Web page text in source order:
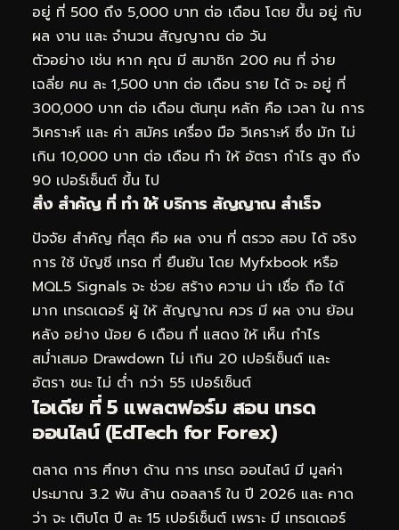
อยู่ ที่ 500 ถึง 5,000 บาท ต่อ เดือน โดย ขึ้น อยู่ กับ
ผล งาน และ จำนวน สัญญาณ ต่อ วัน
ตัวอย่าง เช่น หาก คุณ มี สมาชิก 200 คน ที่ จ่าย
เฉลี่ย คน ละ 1,500 บาท ต่อ เดือน ราย ได้ จะ อยู่ ที่
300,000 บาท ต่อ เดือน ต้นทุน หลัก คือ เวลา ใน การ
วิเคราะห์ และ ค่า สมัคร เครื่อง มือ วิเคราะห์ ซึ่ง มัก ไม่
เกิน 10,000 บาท ต่อ เดือน ทำ ให้ อัตรา กำไร สูง ถึง
90 เปอร์เซ็นต์ ขึ้น ไป
สิ่ง สำคัญ ที่ ทำ ให้ บริการ สัญญาณ สำเร็จ
ปัจจัย สำคัญ ที่สุด คือ ผล งาน ที่ ตรวจ สอบ ได้ จริง
การ ใช้ บัญชี เทรด ที่ ยืนยัน โดย Myfxbook หรือ
MQL5 Signals จะ ช่วย สร้าง ความ น่า เชื่อ ถือ ได้
มาก เทรดเดอร์ ผู้ ให้ สัญญาณ ควร มี ผล งาน ย้อน
หลัง อย่าง น้อย 6 เดือน ที่ แสดง ให้ เห็น กำไร
สม่ำเสมอ Drawdown ไม่ เกิน 20 เปอร์เซ็นต์ และ
อัตรา ชนะ ไม่ ต่ำ กว่า 55 เปอร์เซ็นต์
ไอเดีย ที่ 5 แพลตฟอร์ม สอน เทรด
ออนไลน์ (EdTech for Forex)
ตลาด การ ศึกษา ด้าน การ เทรด ออนไลน์ มี มูลค่า
ประมาณ 3.2 พัน ล้าน ดอลลาร์ ใน ปี 2026 และ คาด
ว่า จะ เติบโต ปี ละ 15 เปอร์เซ็นต์ เพราะ มี เทรดเดอร์